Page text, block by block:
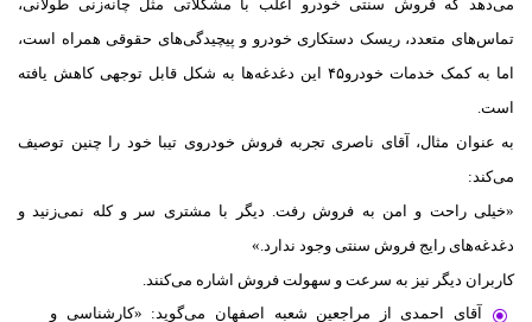
می‌دهد که فروش سنتی خودرو اغلب با مشکلاتی مثل چانه‌زنی طولانی،
تماس‌های متعدد، ریسک دستکاری خودرو و پیچیدگی‌های حقوقی همراه است،
اما به کمک خدمات خودرو۴۵ این دغدغه‌ها به شکل قابل توجهی کاهش یافته
است.
به عنوان مثال، آقای ناصری تجربه فروش خودروی تیبا خود را چنین توصیف
می‌کند:
«خیلی راحت و امن به فروش رفت. دیگر با مشتری سر و کله نمی‌زنید و
دغدغه‌های رایج فروش سنتی وجود ندارد.»
کاربران دیگر نیز به سرعت و سهولت فروش اشاره می‌کنند.
آقای احمدی از مراجعین شعبه اصفهان می‌گوید: «کارشناسی و